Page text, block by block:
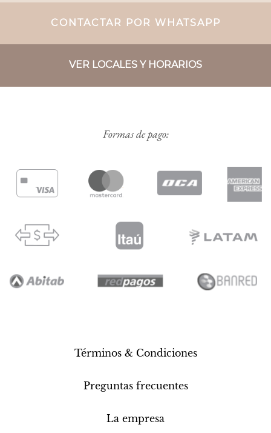
CONTACTAR POR WHATSAPP
VER LOCALES Y HORARIOS
Formas de pago:
Términos & Condiciones
Preguntas frecuentes
La empresa